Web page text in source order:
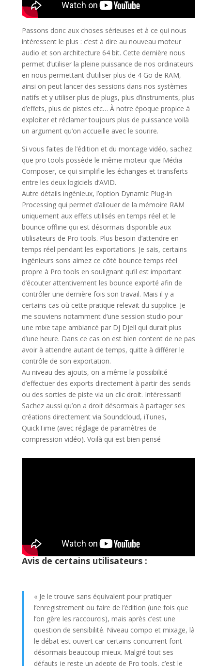
Passons donc aux choses sérieuses et à ce qui nous
intéressent le plus : c’est à dire au nouveau moteur
audio et son architecture 64 bit. Cette dernière nous
permet d’utiliser la pleine puissance de nos ordinateurs
en nous permettant d’utiliser plus de 4 Go de RAM,
ainsi on peut lancer des sessions dans nos systèmes
natifs et y utiliser plus de plugs, plus d’instruments, plus
d’effets, plus de pistes etc… À notre époque propice à
exploiter et réclamer toujours plus de puissance voilà
un argument qu’on accueille avec le sourire.
Si vous faites de l’édition et du montage vidéo, sachez
que pro tools possède le même moteur que Média
Composer, ce qui simplifie les échanges et transferts
entre les deux logiciels d’AVID.
Autre détails ingénieux, l’option Dynamic Plug-in
Processing qui permet d’allouer de la mémoire RAM
uniquement aux effets utilisés en temps réel et le
bounce offline qui est désormais disponible aux
utilisateurs de Pro tools. Plus besoin d’attendre en
temps réel pendant les exportations. Je sais, certains
ingénieurs sons aimez ce côté bounce temps réel
propre à Pro tools en soulignant qu’il est important
d’écouter attentivement les bounce exporté afin de
contrôler une dernière fois son travail. Mais il y a
certains cas où cette pratique relevait du supplice. Je
me souviens notamment d’une session studio pour
une mixe tape ambiancé par Dj Djell qui durait plus
d’une heure. Dans ce cas on est bien content de ne pas
avoir à attendre autant de temps, quitte à différer le
contrôle de son exportation.
Au niveau des ajouts, on a même la possibilité
d’effectuer des exports directement à partir des sends
ou des sorties de piste via un clic droit. Intéressant!
Sachez aussi qu’on a droit désormais à partager ses
créations directement via Soundcloud, iTunes,
QuickTime (avec réglage de paramètres de
compression vidéo). Voilà qui est bien pensé
Avis de certains utilisateurs :
« Je le trouve sans équivalent pour pratiquer
l’enregistrement ou faire de l’édition (une fois que
l’on gère les raccourcis), mais après c’est une
question de sensibilité. Niveau compo et mixage, là
le débat est ouvert car certains concurrent font
désormais beaucoup mieux. Malgré tout ses
défauts je reste un adepte de Pro tools, c’est le